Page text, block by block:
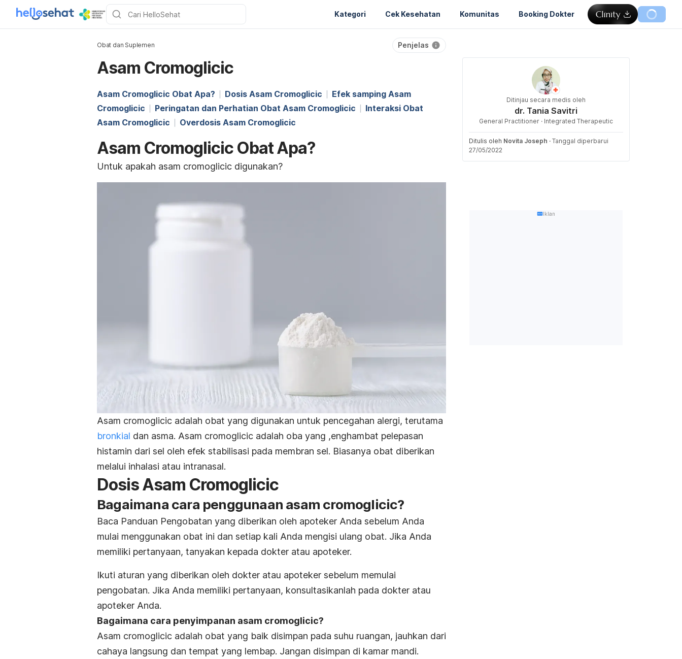
Kategori Cek Kesehatan Komunitas Booking Dokter
Obat dan Suplemen Penjelas
Asam Cromoglicic
Asam Cromoglicic Obat Apa? Dosis Asam Cromoglicic
Efek samping Asam
Cromoglicic
Peringatan dan Perhatian Obat Asam Cromoglicic
Interaksi Obat
Asam Cromoglicic
Overdosis Asam Cromoglicic
Asam Cromoglicic Obat Apa?
Untuk apakah asam cromoglicic digunakan?
Asam cromoglicic adalah obat yang digunakan untuk pencegahan alergi, terutama
bronkial dan asma. Asam cromoglicic adalah oba yang ,enghambat pelepasan
histamin dari sel oleh efek stabilisasi pada membran sel. Biasanya obat diberikan
melalui inhalasi atau intranasal.
Dosis Asam Cromoglicic
Bagaimana cara penggunaan asam cromoglicic?
Baca Panduan Pengobatan yang diberikan oleh apoteker Anda sebelum Anda
mulai menggunakan obat ini dan setiap kali Anda mengisi ulang obat. Jika Anda
memiliki pertanyaan, tanyakan kepada dokter atau apoteker.
Ikuti aturan yang diberikan oleh dokter atau apoteker sebelum memulai
pengobatan. Jika Anda memiliki pertanyaan, konsultasikanlah pada dokter atau
apoteker Anda.
Bagaimana cara penyimpanan asam cromoglicic?
Asam cromoglicic adalah obat yang baik disimpan pada suhu ruangan, jauhkan dari
cahaya langsung dan tempat yang lembap. Jangan disimpan di kamar mandi.
Ditinjau secara medis oleh
dr. Tania Savitri
General Practitioner · Integrated Therapeutic
Ditulis oleh Novita Joseph · Tanggal diperbarui
27/05/2022
Iklan